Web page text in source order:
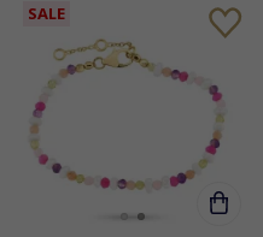
SALE